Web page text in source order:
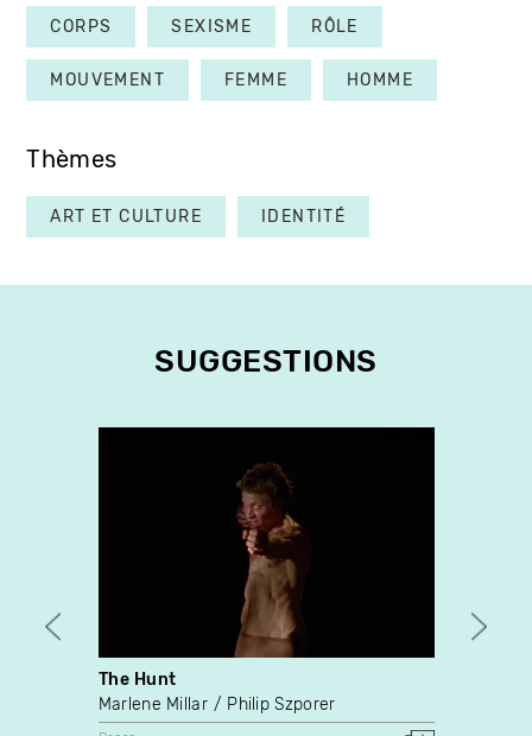
CORPS SEXISME RÔLE
MOUVEMENT FEMME HOMME
Thèmes
ART ET CULTURE IDENTITÉ
SUGGESTIONS
The Hunt
Marlene Millar
Philip Szporer